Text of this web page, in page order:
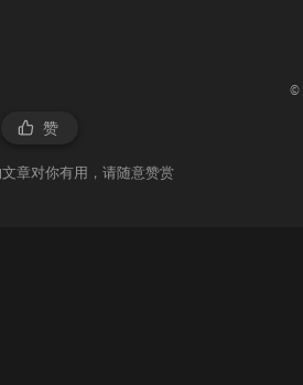
©
赞
章对你有用，请随意赞赏